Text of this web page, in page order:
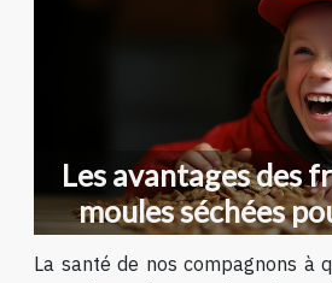
Les avantages des
moules séchées
articulaire des
La santé de nos compagnons à